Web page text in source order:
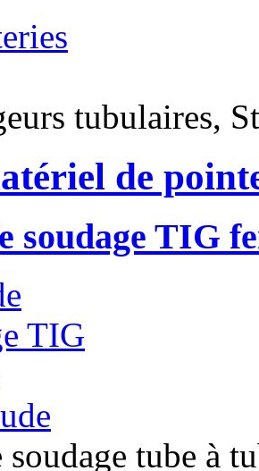
tubulaires,
de
soudage TIG
soudage tube à